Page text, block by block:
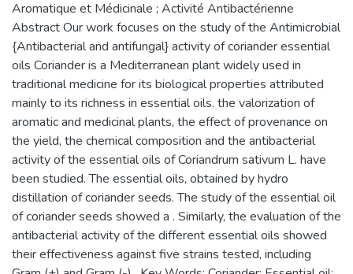
Aromatique et Médicinale ; Activité Antibactérienne
Abstract Our work focuses on the study of the Antimicrobial
{Antibacterial and antifungal} activity of coriander essential
oils Coriander is a Mediterranean plant widely used in
traditional medicine for its biological properties attributed
mainly to its richness in essential oils. the valorization of
aromatic and medicinal plants, the effect of provenance on
the yield, the chemical composition and the antibacterial
activity of the essential oils of Coriandrum sativum L. have
been studied. The essential oils, obtained by hydro
distillation of coriander seeds. The study of the essential oil
of coriander seeds showed a . Similarly, the evaluation of the
antibacterial activity of the different essential oils showed
their effectiveness against five strains tested, including